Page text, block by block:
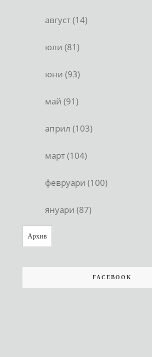
август (14)
юли (81)
юни (93)
май (91)
април (103)
март (104)
февруари (100)
януари (87)
Архив
FACEBOOK